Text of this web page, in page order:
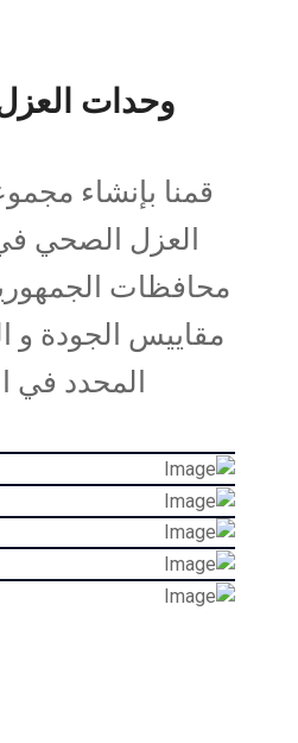
وحدات
قمنا بإنشاء
العزل الصحي
محافظات
مقاييس الجودة و
المحدد في